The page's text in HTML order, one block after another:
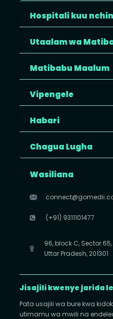
Hospitali kuu
Utaalam wa
Matibabu Maalum
Vipengele
Habari
Chagua Lugha
Wasiliana
(+91) 9311101477
96, block C, Sector
Uttar Pradesh, 201301
Jisajili kwenye jarida
Pata usajili wa bure kwa
utimamu wa mwili na